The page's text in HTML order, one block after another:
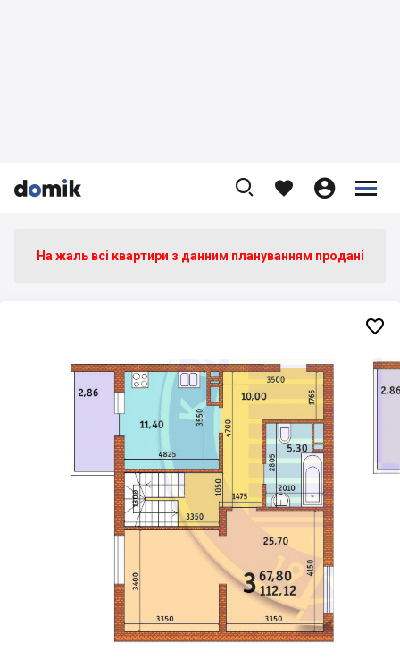


    


На жаль всі квартири з данним плануванням продані
